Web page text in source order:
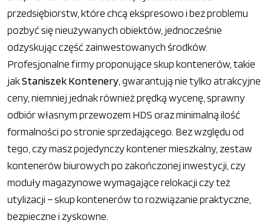
przedsiębiorstw, które chcą ekspresowo i bez problemu
pozbyć się nieużywanych obiektów, jednocześnie
odzyskując część zainwestowanych środków.
Profesjonalne firmy proponujące skup kontenerów, takie
jakStaniszek Kontenery , gwarantują nie tylko atrakcyjne
ceny, niemniej jednak również prędką wycenę, sprawny
odbiór własnym przewozem HDS oraz minimalną ilość
formalności po stronie sprzedającego. Bez względu od
tego, czy masz pojedynczy kontener mieszkalny, zestaw
kontenerów biurowych po zakończonej inwestycji, czy
moduły magazynowe wymagające relokacji czy też
utylizacji – skup kontenerów to rozwiązanie praktyczne,
bezpieczne i zyskowne.